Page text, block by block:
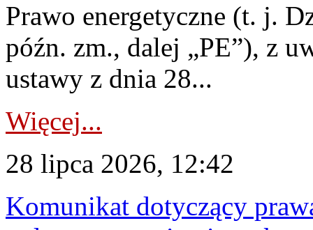
Prawo energetyczne (t. j.
późn. zm., dalej „PE”), z
ustawy z dnia 28...
Więcej...
28 lipca 2026, 12:42
Komunikat dotyczący